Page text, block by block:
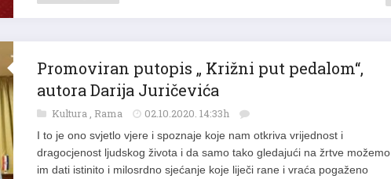
Promoviran putopis „ Križni put pedalom“,
autora Darija Juričevića
Kultura , Rama 02.10.2020. 14:33h
I to je ono svjetlo vjere i spoznaje koje nam otkriva vrijednost i
dragocjenost ljudskog života i da samo tako gledajući na žrtve možemo
im dati istinito i milosrdno sjećanje koje liječi rane i vraća pogaženo